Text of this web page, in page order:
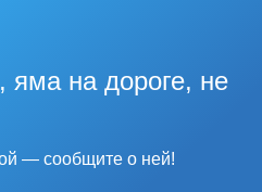
яма на дороге, не
— сообщите о ней!